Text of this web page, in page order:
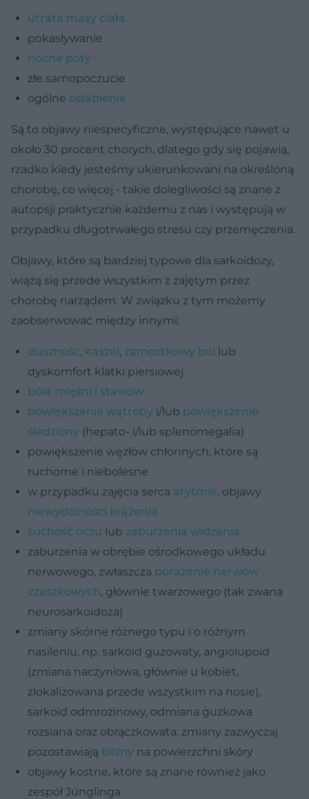
utrata masy ciała
pokasływanie
nocne poty
złe samopoczucie
ogólne osłabienie
Są to objawy niespecyficzne, występujące nawet u
około 30 procent chorych, dlatego gdy się pojawią,
rzadko kiedy jesteśmy ukierunkowani na określoną
chorobę, co więcej - takie dolegliwości są znane z
autopsji praktycznie każdemu z nas i występują w
przypadku długotrwałego stresu czy przemęczenia.
Objawy, które są bardziej typowe dla sarkoidozy,
wiążą się przede wszystkim z zajętym przez
chorobę narządem. W związku z tym możemy
zaobserwować między innymi:
duszność, kaszel, zamostkowy ból lub
dyskomfort klatki piersiowej
bóle mięśni i stawów
powiększenie wątroby i/lub powiększenie
śledziony (hepato- i/lub splenomegalia)
powiększenie węzłów chłonnych, które są
ruchome i niebolesne
w przypadku zajęcia serca arytmie, objawy
niewydolności krążenia
suchość oczu lub zaburzenia widzenia
zaburzenia w obrębie ośrodkowego układu
nerwowego, zwłaszcza porażenie nerwów
czaszkowych, głównie twarzowego (tak zwana
neurosarkoidoza)
zmiany skórne różnego typu i o różnym
nasileniu, np. sarkoid guzowaty, angiolupoid
(zmiana naczyniowa, głównie u kobiet,
zlokalizowana przede wszystkim na nosie),
sarkoid odmrozinowy, odmiana guzkowa
rozsiana oraz obrączkowata; zmiany zazwyczaj
pozostawiają blizny na powierzchni skóry
objawy kostne, które są znane również jako
zespół Jünglinga